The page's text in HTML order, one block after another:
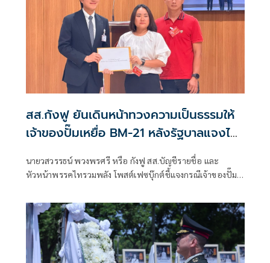
สส.กังฟู ยันเดินหน้าทวงความเป็นธรรมให้
เจ้าของปั๊มเหยื่อ BM-21 หลังรัฐบาลแจงไม่
เข้าหลักเกณฑ์เยียวยา
นายวสวรรธน์ พวงพรศรี หรือ กังฟู สส.บัญชีรายชื่อ และ
หัวหน้าพรรคไทรวมพลัง โพสต์เฟซบุ๊กต์ชี้แจงกรณีเจ้าของปั๊ม
เสียหายจากจรวด BM-21 ของกัมพูชา ออกมาร้องเรียนว่ายังไม่
ได้รับเงินเยียวจากภาครัฐ ก่อนที่นางสาวรัชดา ธนาดิเรก โฆษก
ประจำสำนักนายกรัฐมนตรี ยืนยันว่า